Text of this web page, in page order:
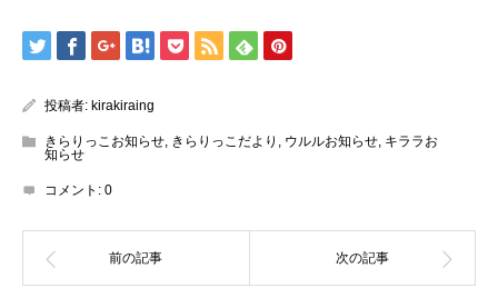
投稿者: kirakiraing
きらりっこお知らせ, きらりっこだより , ウルルお知らせ, キララお
知らせ
コメント: 0